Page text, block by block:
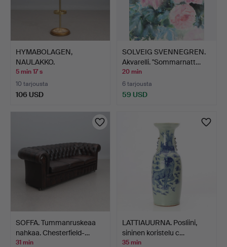
HYMABOLAGEN,
NAULAKKO.
Messinginvärinen ja…
5 min 17 s
10 tarjousta
106 USD
SOLVEIG SVENNEGREN.
Akvarelli. "Sommarnatt…
20 min
6 tarjousta
59 USD
SOFFA. Tummanruskeaa
nahkaa. Chesterfield-…
31 min
LATTIAUURNA. Posliini,
sininen koristelu c…
35 min